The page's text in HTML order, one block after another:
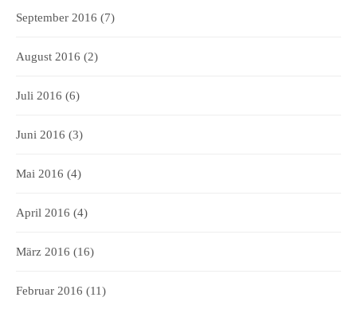
September 2016 (7)
August 2016 (2)
Juli 2016 (6)
Juni 2016 (3)
Mai 2016 (4)
April 2016 (4)
März 2016 (16)
Februar 2016 (11)